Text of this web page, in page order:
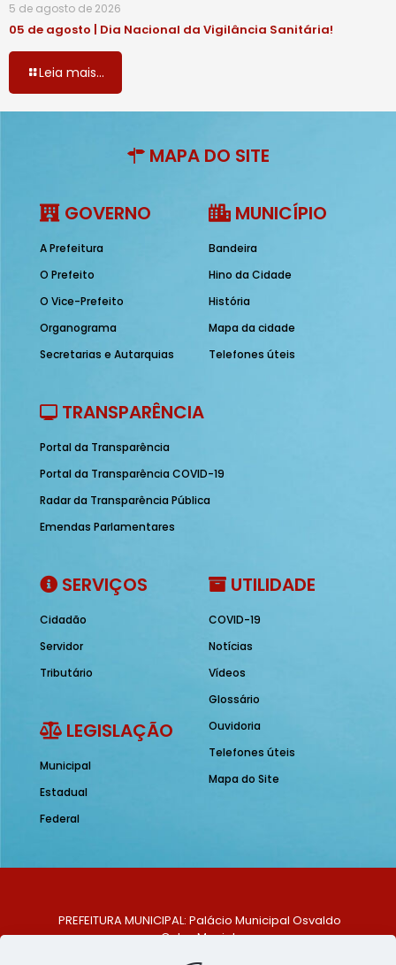
5 de agosto de 2026
05 de agosto | Dia Nacional da Vigilância Sanitária!
Leia mais...
MAPA DO SITE
GOVERNO
A Prefeitura
O Prefeito
O Vice-Prefeito
Organograma
Secretarias e Autarquias
MUNICÍPIO
Bandeira
Hino da Cidade
História
Mapa da cidade
Telefones úteis
TRANSPARÊNCIA
Portal da Transparência
Portal da Transparência COVID-19
Radar da Transparência Pública
Emendas Parlamentares
SERVIÇOS
Cidadão
Servidor
Tributário
LEGISLAÇÃO
Municipal
Estadual
Federal
UTILIDADE
COVID-19
Notícias
Vídeos
Glossário
Ouvidoria
Telefones úteis
Mapa do Site
PREFEITURA MUNICIPAL: Palácio Municipal Osvaldo
Celso Maciel